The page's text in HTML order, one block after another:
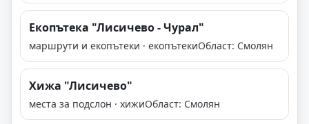
Екопътека "Лисичево - Чурал"
маршрути и екопътеки · екопътекиОбласт: Смолян
Хижа "Лисичево"
места за подслон · хижиОбласт: Смолян